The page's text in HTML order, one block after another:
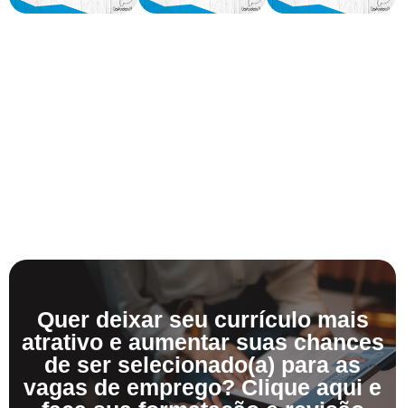
Quer deixar seu currículo mais
atrativo e aumentar suas chances
de ser selecionado(a) para as
vagas de emprego? Clique aqui e